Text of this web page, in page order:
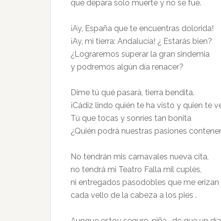
que depara solo muerte y no se fue.
¡Ay, España que te encuentras dolorida!
¡Ay, mi tierra: Andalucía! ¿ Estarás bien?
¿Lograremos superar la gran sindemia
y podremos algún día renacer?
Dime tú qué pasará, tierra bendita.
¡Cádiz lindo quién te ha visto y quien te
Tú que tocas y sonríes tan bonita
¿Quién podrá nuestras pasiones
No tendrán mis carnavales nueva cita,
no tendrá mi Teatro Falla mil cuplés,
ni entregados pasodobles que me erizan
cada vello de la cabeza a los pies .